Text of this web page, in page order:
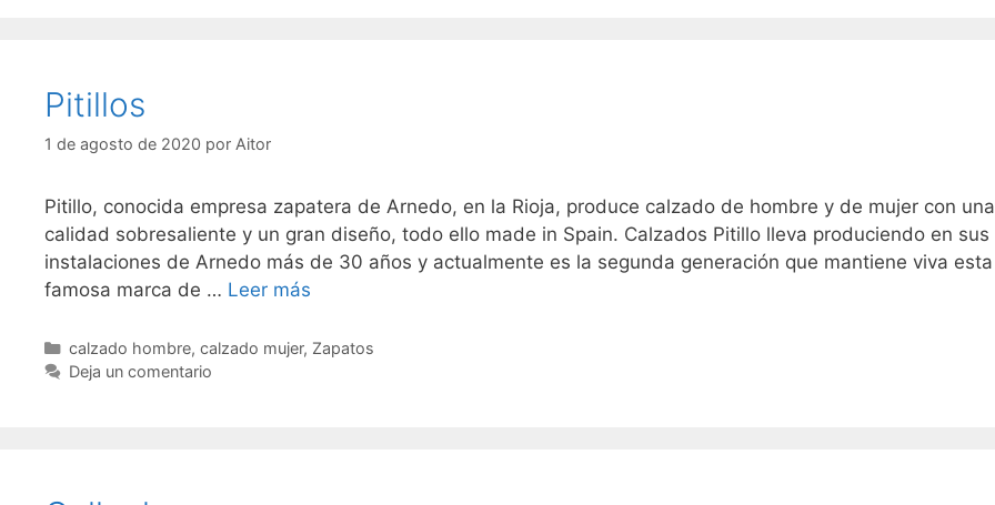
Pitillos
1 de agosto de 2020 por Aitor
Pitillo, conocida empresa zapatera de Arnedo, en la Rioja, produce calzado de hombre y de mujer con una
calidad sobresaliente y un gran diseño, todo ello made in Spain. Calzados Pitillo lleva produciendo en sus
instalaciones de Arnedo más de 30 años y actualmente es la segunda generación que mantiene viva esta
famosa marca de … Leer más
Categorías
calzado hombre, calzado mujer, Zapatos
Deja un comentario